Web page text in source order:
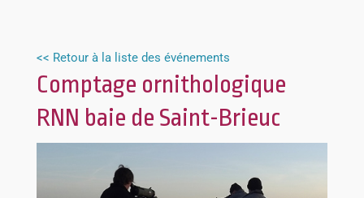
<< Retour à la liste des événements
Comptage ornithologique
RNN baie de Saint-Brieuc